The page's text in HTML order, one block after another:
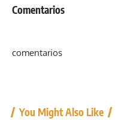
Comentarios
comentarios
You Might Also Like